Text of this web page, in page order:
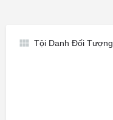
Tội Danh Đối Tượng